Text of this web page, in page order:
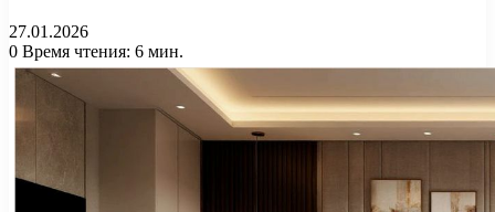
27.01.2026
0 Время чтения: 6 мин.